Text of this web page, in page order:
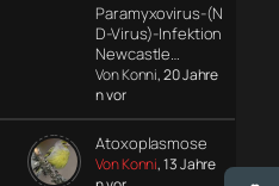
Paramyxovirus-(N
D-Virus)-Infektion
Newcastle…
Von Konni, 20 Jahre
n vor
Atoxoplasmose
Von Konni, 13 Jahre